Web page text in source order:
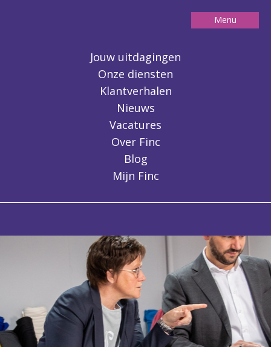
Menu
Jouw uitdagingen
Onze diensten
Klantverhalen
Nieuws
Vacatures
Over Finc
Blog
Mijn Finc